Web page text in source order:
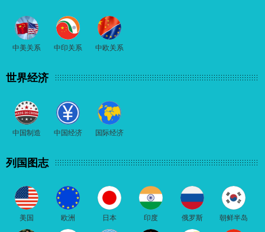
中美关系 中印关系 中欧关系
世界经济
中国制造 中国经济 国际经济
列国图志
美国 欧洲 日本 印度 俄罗斯 朝鲜半岛